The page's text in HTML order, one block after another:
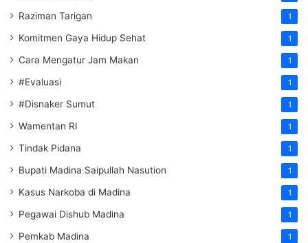
Raziman Tarigan 1
Komitmen Gaya Hidup Sehat 1
Cara Mengatur Jam Makan 1
#Evaluasi 1
#Disnaker Sumut 1
Wamentan RI 1
Tindak Pidana 1
Bupati Madina Saipullah Nasution 1
Kasus Narkoba di Madina 1
Pegawai Dishub Madina 1
Pemkab Madina 1